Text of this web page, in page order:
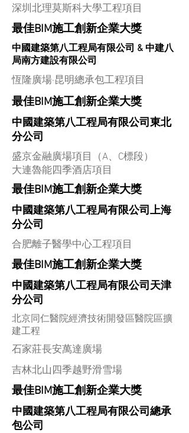
深圳北理莫斯科大學工程項目
最佳BIM施工創新企業大獎
中國建築第八工程局有限公司 & 中建八
局南方建設有限公司
恆隆廣場·昆明總承包工程項目
最佳BIM施工創新企業大獎
中國建築第八工程局有限公司東北
分公司
盛京金融廣場項目（A、C標段）
大連魯能四季酒店項目
最佳BIM施工創新企業大獎
中國建築第八工程局有限公司上海
分公司
合肥離子醫學中心工程項目
最佳BIM施工創新企業大獎
中國建築第八工程局有限公司天津
分公司
北京同仁醫院經濟技術開發區醫院區擴
建工程
石家莊長安萬達廣場
吉林北山四季越野滑雪場
最佳BIM施工創新企業大獎
中國建築第八工程局有限公司總承
包公司